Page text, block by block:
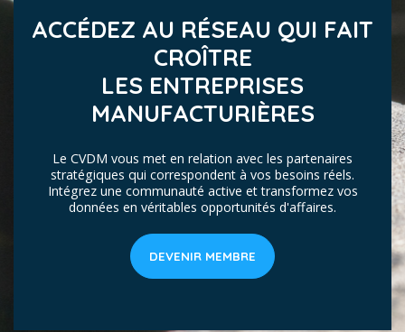
ACCÉDEZ AU RÉSEAU QUI FAIT
CROÎTRE
LES ENTREPRISES
MANUFACTURIÈRES
Le CVDM vous met en relation avec les partenaires
stratégiques qui correspondent à vos besoins réels.
Intégrez une communauté active et transformez vos
données en véritables opportunités d'affaires.
DEVENIR MEMBRE